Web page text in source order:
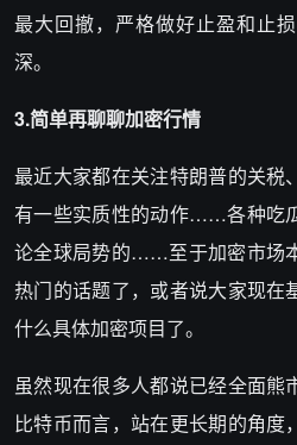
最大回撤，严格做好止盈和止
深。
3.简单再聊聊加密行情
最近大家都在关注特朗普的关税
有一些实质性的动作……各种吃
论全球局势的……至于加密市场
热门的话题了，或者说大家现在
什么具体加密项目了。
虽然现在很多人都说已经全面熊
比特币而言，站在更长期的角度